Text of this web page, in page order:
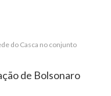
do Casca no conjunto